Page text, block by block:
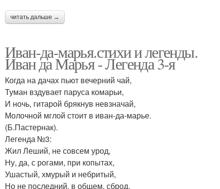
читать дальше →
Иван-да-марья.стихи и легенды.
Иван да Марья - Легенда 3-я
Когда на дачах пьют вечерний чай,
Туман вздувает паруса комарьи,
И ночь, гитарой брякнув невзначай,
Молочной мглой стоит в иван-да-марье.
(Б.Пастернак).
Легенда №3:
Жил Леший, не совсем урод,
Ну, да, с рогами, при копытах,
Ушастый, хмурый и небритый,
Но не последний, в общем, сброд.